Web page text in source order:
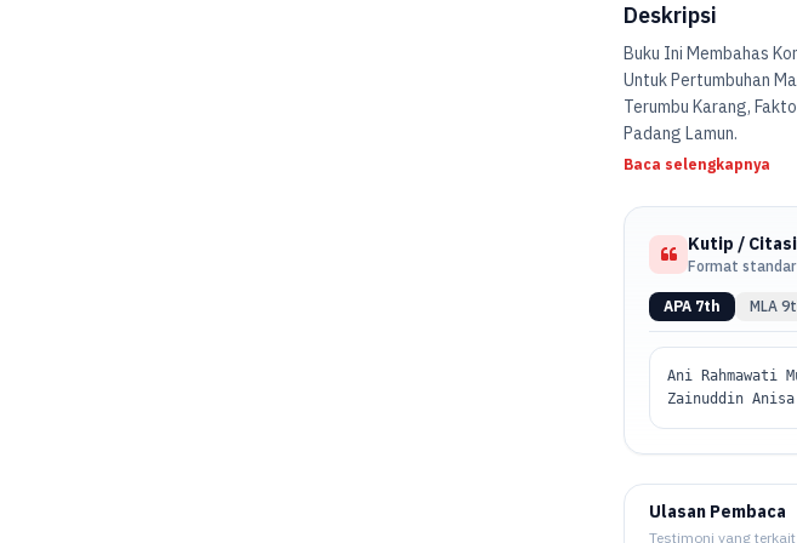
Deskripsi
Buku Ini Membahas
Untuk Pertumbuhan
Terumbu Karang,
Padang Lamun.
Baca selengkapnya
Kutip /
Format
APA 7th MLA
Ani Rahmawati
Zainuddin
Ulasan Pembaca
Testimoni yang